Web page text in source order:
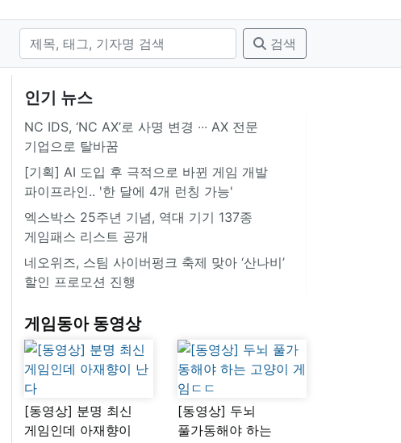
검색
인기 뉴스
NC IDS, ‘NC AX’로 사명 변경 ∙∙∙ AX 전문
기업으로 탈바꿈
[기획] AI 도입 후 극적으로 바뀐 게임 개발
파이프라인.. '한 달에 4개 런칭 가능'
엑스박스 25주년 기념, 역대 기기 137종
게임패스 리스트 공개
네오위즈, 스팀 사이버펑크 축제 맞아 ‘산나비’
할인 프로모션 진행
게임동아 동영상
[동영상] 분명 최신
게임인데 아재향이
[동영상] 두뇌
풀가동해야 하는